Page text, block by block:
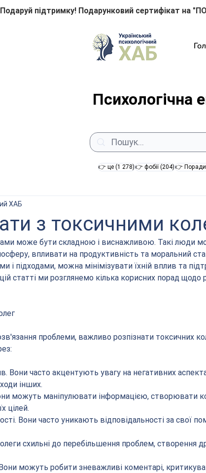
Подаруй підтримку! Подарунковий сертифікат на
Психологічна
👉 це (1 278)1 278 постів
👉 фобії (204)204 пости
👉 Поради
з токсичними
ХАБ
може бути складною і виснажливою. Такі люди
впливати на продуктивність та моральний
і підходами, можна мінімізувати їхній вплив та
статті ми розглянемо кілька корисних порад щодо
проблеми, важливо розпізнати токсичних
Вони часто акцентують увагу на негативних
інших.
можуть маніпулювати інформацією, створювати
цілей.
Вони часто уникають відповідальності за свої
схильні до перебільшення проблем, створення
можуть робити зневажливі коментарі,